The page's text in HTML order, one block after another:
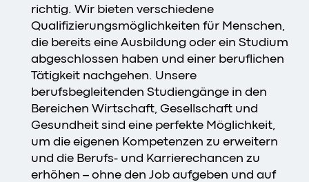
richtig. Wir bieten verschiedene
Qualifizierungsmöglichkeiten für Menschen,
die bereits eine Ausbildung oder ein Studium
abgeschlossen haben und einer beruflichen
Tätigkeit nachgehen. Unsere
berufsbegleitenden Studiengänge in den
Bereichen Wirtschaft, Gesellschaft und
Gesundheit sind eine perfekte Möglichkeit,
um die eigenen Kompetenzen zu erweitern
und die Berufs- und Karrierechancen zu
erhöhen – ohne den Job aufgeben und auf